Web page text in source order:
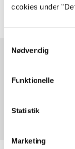
cookies under
Nødvendig
Funktionelle
Statistik
Marketing
Artikler med